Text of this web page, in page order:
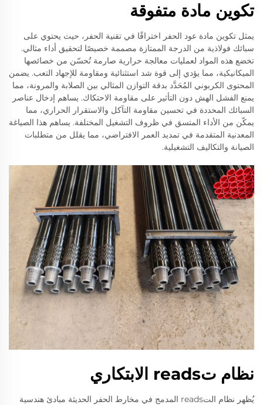
تكوين مادة متفوقة
يمثل تكوين مادة عود الحفر اختراقًا في تقنية الحفر، حيث يحتوي على
سبائك فولاذية من الدرجة الممتازة مصممة خصيصًا لتحقيق أداء مثالي.
تخضع هذه المواد لعمليات معالجة حرارية صارمة تُحسّن من خصائصها
الميكانيكية، مما يؤدي إلى قوة شد استثنائية ومقاومة للإجهاد التعب. يضمن
المحتوى الكربوني المُحَدَّد بدقة التوازن المثالي بين الصلابة والمرونة، مما
يمنع الفشل الهش دون التأثير على مقاومة الاحتكاك. يساهم إدخال عناصر
السبائك المحددة في تحسين مقاومة التآكل والاستقرار الحراري، مما
يمكّن من الأداء المتسق في ظروف التشغيل المختلفة. يساهم هذا الصياغة
المعدنية المتقدمة في تمديد العمر الافتراضي، مما يقلل من متطلبات
الصيانة والتكاليف التشغيلية.
نظام تreads الابتكاري
يُظهر نظام التreads المدمج في مخارط الحفر الحديثة مبادئ هندسية